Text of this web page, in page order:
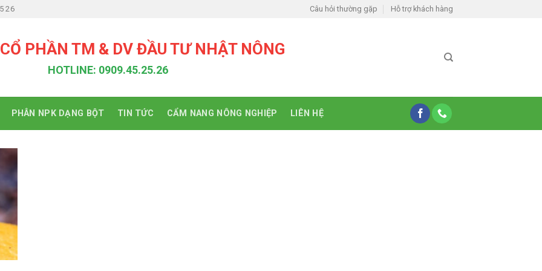
26 Câu hỏi thường gặp Hỗ trợ khách hàng
PHẦN TM & DV ĐẦU TƯ NHẬT NÔNG
HOTLINE: 0909.45.25.26
PHÂN NPK DẠNG BỘT TIN TỨC CẨM NANG NÔNG NGHIỆP LIÊN HỆ